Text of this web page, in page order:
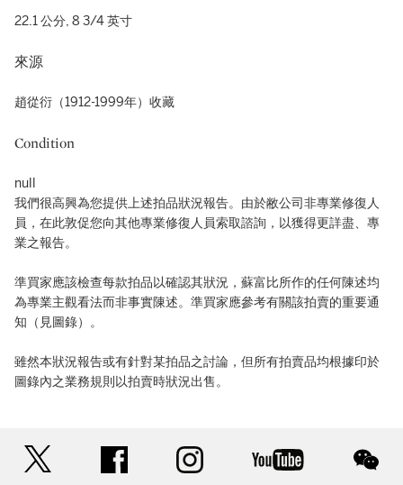
22.1 公分, 8 3/4 英寸
來源
趙從衍（1912-1999年）收藏
Condition
null
我們很高興為您提供上述拍品狀況報告。由於敝公司非專業修復人
員，在此敦促您向其他專業修復人員索取諮詢，以獲得更詳盡、專
業之報告。
準買家應該檢查每款拍品以確認其狀況，蘇富比所作的任何陳述均
為專業主觀看法而非事實陳述。準買家應參考有關該拍賣的重要通
知（見圖錄）。
雖然本狀況報告或有針對某拍品之討論，但所有拍賣品均根據印於
圖錄內之業務規則以拍賣時狀況出售。
facebook instagram youtube